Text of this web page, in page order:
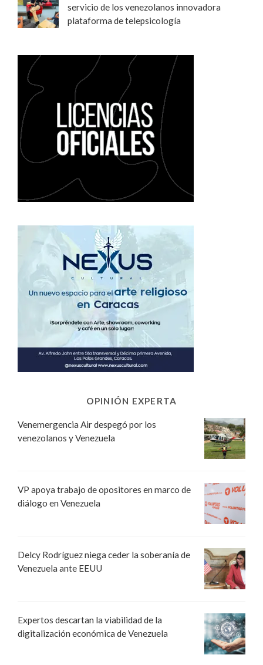
servicio de los venezolanos innovadora
plataforma de telepsicología
OPINIÓN EXPERTA
Venemergencia Air despegó por los
venezolanos y Venezuela
VP apoya trabajo de opositores en marco de
diálogo en Venezuela
Delcy Rodríguez niega ceder la soberanía de
Venezuela ante EEUU
Expertos descartan la viabilidad de la
digitalización económica de Venezuela